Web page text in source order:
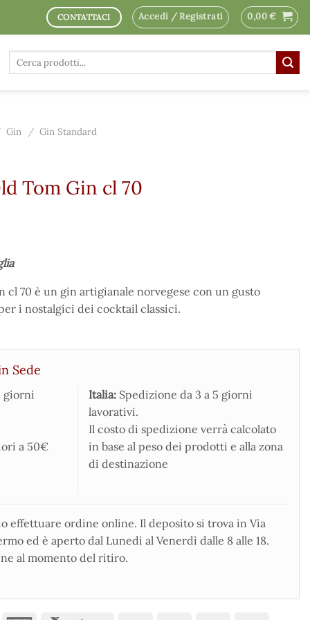
CONTATTACI Accedi / Registrati 0,00€
Cerca:
Gin / Gin Standard
Tom Gin cl 70
cl 70 è un gin artigianale norvegese con un gusto
i nostalgici dei cocktail classici.
Sede
giorni
a 50€
Italia: Spedizione da 3 a 5 giorni
lavorativi.
Il costo di spedizione verrà calcolato
in base al peso dei prodotti e alla zona
di destinazione
effettuare ordine online. Il deposito si trova in Via
ed è aperto dal Lunedì al Venerdì dalle 8 alle 18.
al momento del ritiro.